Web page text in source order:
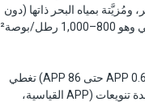
ومُزيَّتة بمياه البحر ذاتها (دون
تزييت زيتي خارجي)، تُقدّم مضخات APP الضغط المطلوب لدفع مياه البحر عبر أغشية التناضح العكسي وهو 800–1,000 رطل/بوصة²
تُصنّع Danfoss خط APP في نوردبورغ بالدنمارك. تتوفر المضخات في تسع سعات تدفق قياسية (من APP 0.6 حتى APP 86) تغطي
إنتاج المياه من 0.6 إلى 86 م³/ساعة تقريباً عند ضغط تشغيل 800 رطل/بوصة². كل مقاس متاح في عدة تنويعات (APP القياسية،